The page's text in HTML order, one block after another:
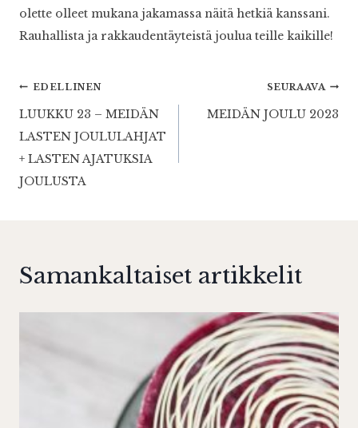
olette olleet mukana jakamassa näitä hetkiä kanssani.
Rauhallista ja rakkaudentäyteistä joulua teille kaikille!
Artikkelien
selaus
EDELLINEN
LUUKKU 23 – MEIDÄN
LASTEN JOULULAHJAT
+ LASTEN AJATUKSIA
JOULUSTA
SEURAAVA
MEIDÄN JOULU 2023
Samankaltaiset artikkelit